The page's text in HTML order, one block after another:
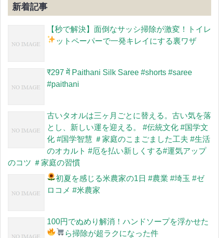
新着記事
【秒で解決】面倒なサッシ掃除が激変！トイレ
ットペーパーで一発キレイにする裏ワザ
​₹297 में Paithani Silk Saree #shorts #saree
#paithani
古いタオルは三ヶ月ごとに替える。古い気を落
とし、新しい運を迎える。 #伝統文化 #国学文
化 #国学智慧 ＃家庭のこまごました工夫 #生活
のオカルト #厄を払い新しくする#運気アップ
のコツ ＃家庭の習慣
初夏を感じる米農家の1日 #農業 #埼玉 #ゼ
ロコメ #米農家
100円でぬめり解消！ハンドソープを浮かせた
ら掃除が超ラクになった件